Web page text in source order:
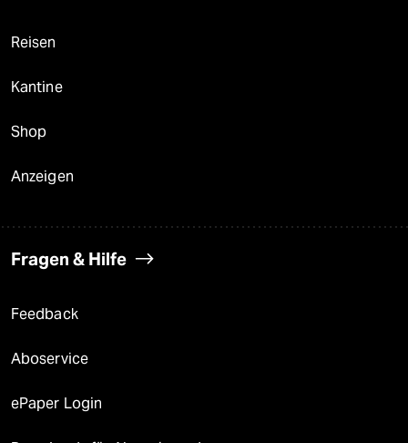
Reisen
Kantine
Shop
Anzeigen
Fragen & Hilfe
Feedback
Aboservice
ePaper Login